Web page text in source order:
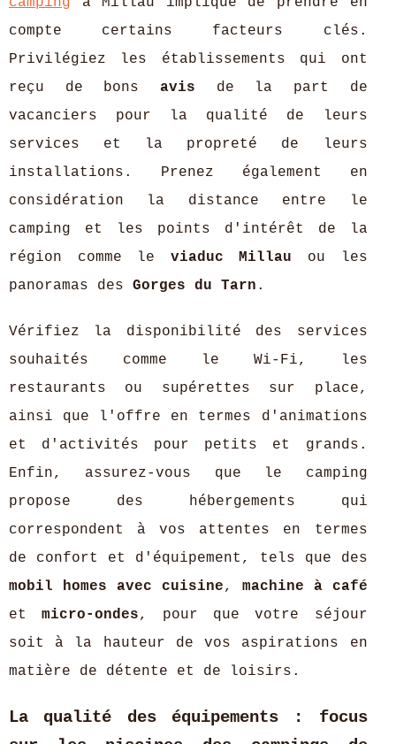
compte certains facteurs clés.
Privilégiez les établissements qui ont
reçu de bons avis de la part de
vacanciers pour la qualité de leurs
services et la propreté de leurs
installations. Prenez également en
considération la distance entre le
camping et les points d'intérêt de la
région comme le viaduc Millau ou les
panoramas des Gorges du Tarn .
Vérifiez la disponibilité des services
souhaités comme le Wi-Fi, les
restaurants ou supérettes sur place,
ainsi que l'offre en termes d'animations
et d'activités pour petits et grands.
Enfin, assurez-vous que le camping
propose des hébergements qui
correspondent à vos attentes en termes
de confort et d'équipement, tels que des
mobil homes avec cuisine, machine à café
etmicro-ondes, pour que votre séjour
soit à la hauteur de vos aspirations en
matière de détente et de loisirs.
La qualité des équipements : focus